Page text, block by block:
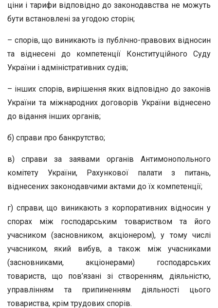
ціни і тарифи відповідно до законодавства не можуть
бути встановлені за угодою сторін;
– спорів, що виникають із публічно-правових відносин
та віднесені до компетенції Конституційного Суду
України і адміністративних судів;
– інших спорів, вирішення яких відповідно до законів
України та міжнародних договорів України віднесено
до відання інших органів;
б) справи про банкрутство;
в) справи за заявами органів Антимонопольного
комітету України, Рахункової палати з питань,
віднесених законодавчими актами до їх компетенції;
г) справи, що виникають з корпоративних відносин у
спорах між господарським товариством та його
учасником (засновником, акціонером), у тому числі
учасником, який вибув, а також між учасниками
(засновниками, акціонерами) господарських
товариств, що пов’язані зі створенням, діяльністю,
управлінням та припиненням діяльності цього
товариства, крім трудових спорів.